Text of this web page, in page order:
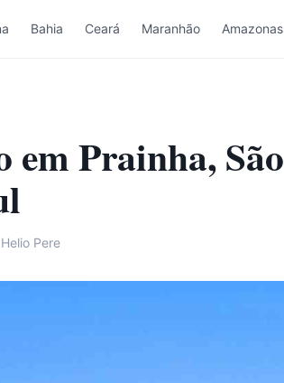
Bahia Ceará Maranhão Amazonas
em Prainha, São
Pere